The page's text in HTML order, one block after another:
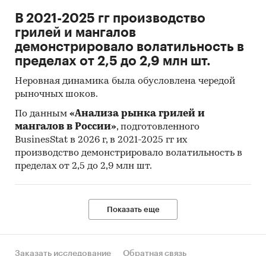
В 2021-2025 гг производство
грилей и мангалов
демонстрировало волатильность в
пределах от 2,5 до 2,9 млн шт.
Неровная динамика была обусловлена чередой
рыночных шоков.
По данным «Анализа рынка грилей и
мангалов в России», подготовленного
BusinesStat в 2026 г, в 2021-2025 гг их
производство демонстрировало волатильность в
пределах от 2,5 до 2,9 млн шт.
Показать еще
Заказать исследование Обратная связь